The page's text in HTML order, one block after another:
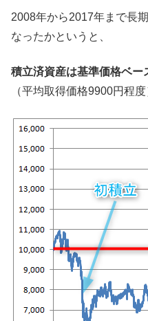
2008年から2017年まで長
なったかというと、
積立済資産は基準価格ベー
（平均取得価格9900円程度